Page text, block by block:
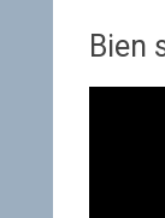
Bien